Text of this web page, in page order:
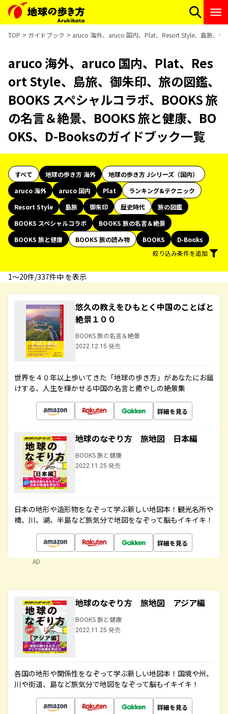
TOP ガイドブック aruco 海外、aruco 国内、Plat、Resort Style、島旅、御
aruco 海外、aruco 国内、Plat、Res
ort Style、島旅、御朱印、旅の図鑑、
BOOKS スペシャルコラボ、BOOKS 旅
の名言＆絶景、BOOKS 旅と健康、BO
OKS、D-Booksのガイドブック一覧
すべて 地球の歩き方 海外
地球の歩き方 Jシリーズ（国内）
aruco 海外
aruco 国内 Plat
ランキング&テクニック
Resort Style
島旅 御朱印 歴史時代
旅の図鑑
BOOKS スペシャルコラボ
BOOKS 旅の名言＆絶景
BOOKS 旅と健康
BOOKS 旅の読み物 BOOKS
D-Books
絞り込み条件を追加
1〜20件/337件中 を表示
悠久の教えをひもとく中国のことばと
絶景１００
BOOKS 旅の名言＆絶景
2022.12.15 発売
世界を４０年以上歩いてきた「地球の歩き方」があなたにお届
けする、人生を輝かせる中国の名言と癒やしの絶景集
詳細を見る
地球のなぞり方 旅地図 日本編
BOOKS 旅と健康
2022.11.25 発売
日本の地形や造形物をなぞって学ぶ新しい地図本！観光名所や
橋、川、湖、半島など旅気分で地図をなぞって脳もイキイキ！
詳細を見る
AD
地球のなぞり方 旅地図 アジア編
BOOKS 旅と健康
2022.11.25 発売
各国の地形や関係性をなぞって学ぶ新しい地図本！国境や州、
川や街道、島など旅気分で地図をなぞって脳もイキイキ！
詳細を見る